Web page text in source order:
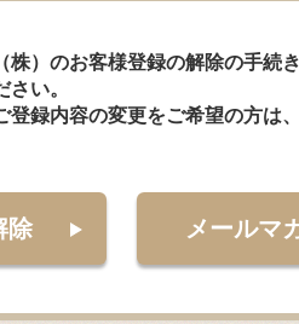
株）​のお客様登録の解除の手続
い。
登録内容の変更をご希望の方は
除 メールマ